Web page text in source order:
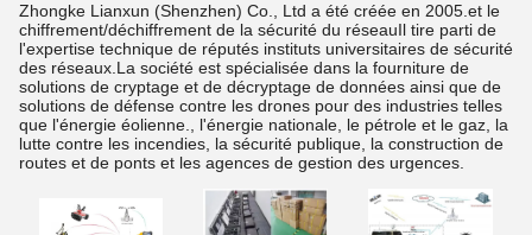
Zhongke Lianxun (Shenzhen) Co., Ltd a été créée en 2005.et le
chiffrement/déchiffrement de la sécurité du réseauIl tire parti de
l'expertise technique de réputés instituts universitaires de sécurité
des réseaux.La société est spécialisée dans la fourniture de
solutions de cryptage et de décryptage de données ainsi que de
solutions de défense contre les drones pour des industries telles
que l'énergie éolienne., l'énergie nationale, le pétrole et le gaz, la
lutte contre les incendies, la sécurité publique, la construction de
routes et de ponts et les agences de gestion des urgences.